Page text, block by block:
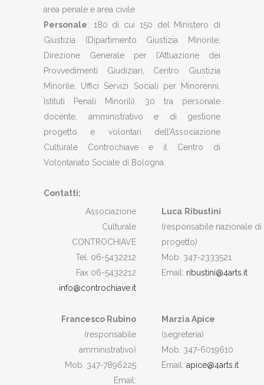
area penale e area civile
Personale: 180 di cui 150 del Ministero di
Giustizia (Dipartimento Giustizia Minorile,
Direzione Generale per l’Attuazione dei
Provvedimenti Giudiziari, Centro Giustizia
Minorile, Uffici Servizi Sociali per Minorenni,
Istituti Penali Minorili), 30 tra personale
docente, amministrativo e di gestione
progetto e volontari dell’Associazione
Culturale Controchiave e il Centro di
Volontariato Sociale di Bologna.
Contatti:
Associazione
Culturale
CONTROCHIAVE
Tel. 06-5432212
Fax 06-5432212
info@controchiave.it
Luca Ribustini
(responsabile nazionale di
progetto)
Mob. 347-2333521
Email: ribustini@4arts.it
Francesco Rubino
(responsabile
amministrativo)
Mob. 347-7896225
Email:
Marzia Apice
(segreteria)
Mob. 347-6019610
Email: apice@4arts.it